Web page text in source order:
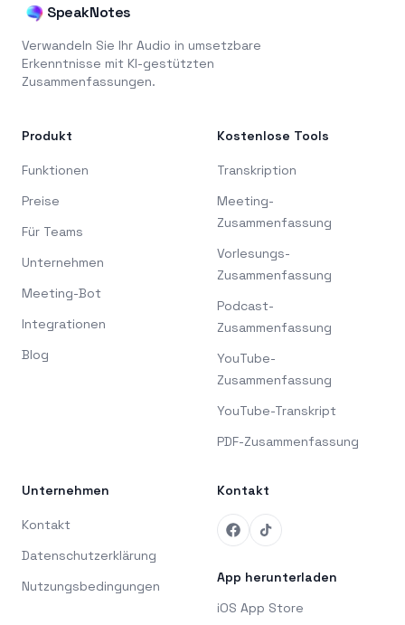
SpeakNotes
Verwandeln Sie Ihr Audio in umsetzbare
Erkenntnisse mit KI-gestützten
Zusammenfassungen.
Produkt
Funktionen
Preise
Für Teams
Unternehmen
Meeting-Bot
Integrationen
Blog
Kostenlose Tools
Transkription
Meeting-
Zusammenfassung
Vorlesungs-
Zusammenfassung
Podcast-
Zusammenfassung
YouTube-
Zusammenfassung
YouTube-Transkript
PDF-Zusammenfassung
Unternehmen
Kontakt
Datenschutzerklärung
Nutzungsbedingungen
Kontakt
App herunterladen
iOS App Store